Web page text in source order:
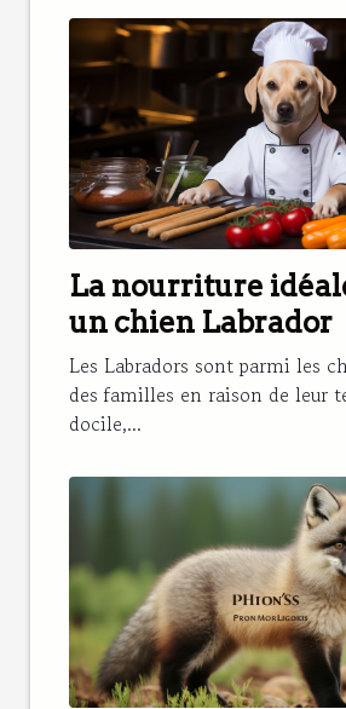
La nourriture
un chien Labrador
Les Labradors sont parmi les
des familles en raison de leur
docile,...